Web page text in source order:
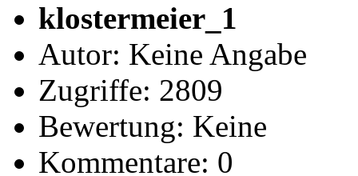
klostermeier_1
Autor: Keine Angabe
Zugriffe: 2809
Bewertung: Keine
Kommentare: 0